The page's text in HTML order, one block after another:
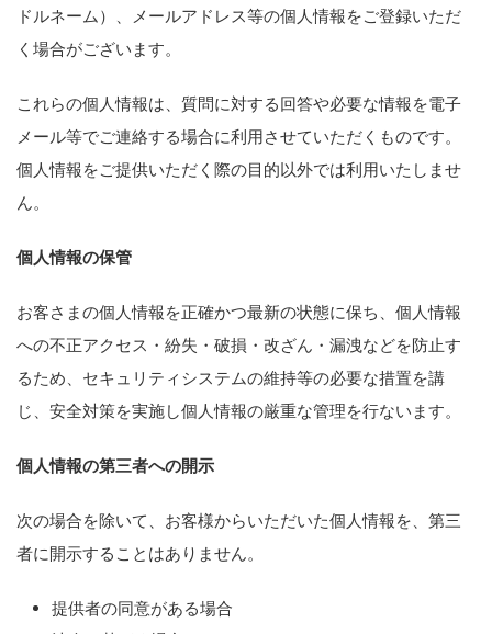
ドルネーム）、メールアドレス等の個人情報をご登録いただ
く場合がございます。
これらの個人情報は、質問に対する回答や必要な情報を電子
メール等でご連絡する場合に利用させていただくものです。
個人情報をご提供いただく際の目的以外では利用いたしませ
ん。
個人情報の保管
お客さまの個人情報を正確かつ最新の状態に保ち、個人情報
への不正アクセス・紛失・破損・改ざん・漏洩などを防止す
るため、セキュリティシステムの維持等の必要な措置を講
じ、安全対策を実施し個人情報の厳重な管理を行ないます。
個人情報の第三者への開示
次の場合を除いて、お客様からいただいた個人情報を、第三
者に開示することはありません。
提供者の同意がある場合